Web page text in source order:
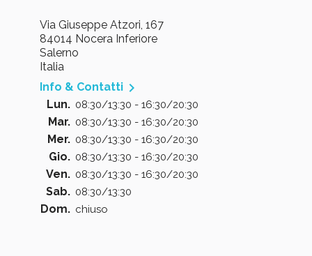
Via Giuseppe Atzori, 167
84014 Nocera Inferiore
Salerno
Italia
Info & Contatti 
Lun. 08:30/13:30 - 16:30/20:30
Mar. 08:30/13:30 - 16:30/20:30
Mer. 08:30/13:30 - 16:30/20:30
Gio. 08:30/13:30 - 16:30/20:30
Ven. 08:30/13:30 - 16:30/20:30
Sab. 08:30/13:30
Dom. chiuso